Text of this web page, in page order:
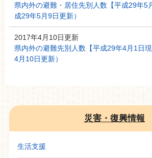
県内外の避難・居住先別人数【平成29年5
成29年5月9日更新）
2017年4月10日更新
県内外の避難先別人数【平成29年4月1日
4月10日更新）
災害・復興情報
生活支援